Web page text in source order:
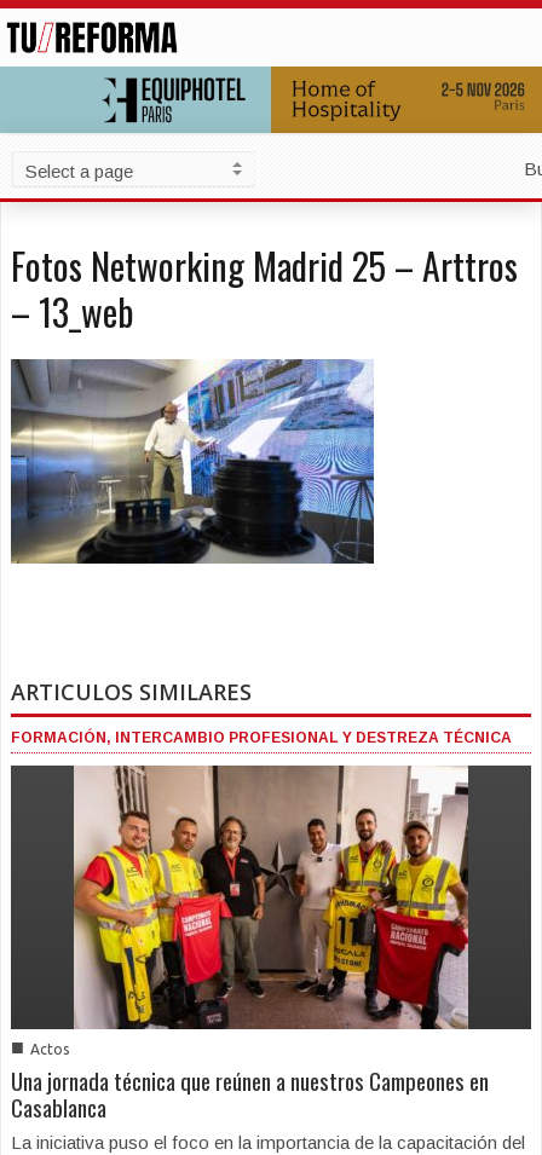
Fotos Networking Madrid 25 – Arttros
– 13_web
ARTICULOS SIMILARES
FORMACIÓN, INTERCAMBIO PROFESIONAL Y DESTREZA TÉCNICA
■ Actos
Una jornada técnica que reúnen a nuestros Campeones en
Casablanca
La iniciativa puso el foco en la importancia de la capacitación del